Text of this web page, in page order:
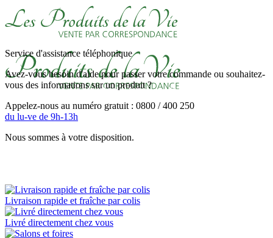
Service d'assistance téléphonique
Avez-vous besoin d'aide pour passer votre commande ou souhaitez-
vous des informations sur un produit ?
Appelez-nous au numéro gratuit : 0800 / 400 250
du lu-ve de 9h-13h
Nous sommes à votre disposition.
Livraison rapide et fraîche par colis
Livré directement chez vous